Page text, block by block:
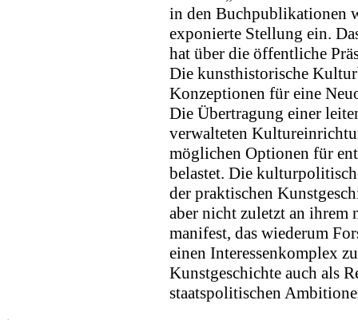
in den Buchpublikationen
exponierte Stellung ein.
hat über die öffentliche
Die kunsthistorische
Konzeptionen für eine
Die Übertragung einer
verwalteten
möglichen Optionen für
belastet. Die
der praktischen
aber nicht zuletzt an ihrem
manifest, das wiederum
einen Interessenkomplex
Kunstgeschichte auch als
staatspolitischen